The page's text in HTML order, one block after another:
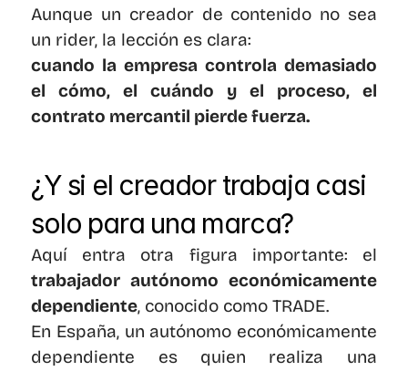
Aunque un creador de contenido no sea
un rider, la lección es clara:
cuando la empresa controla demasiado
el cómo, el cuándo y el proceso, el
contrato mercantil pierde fuerza.
¿Y si el creador trabaja casi
solo para una marca?
trabajador autónomo económicamente
dependiente, conocido como TRADE.
En España, un autónomo económicamente
dependiente es quien realiza una